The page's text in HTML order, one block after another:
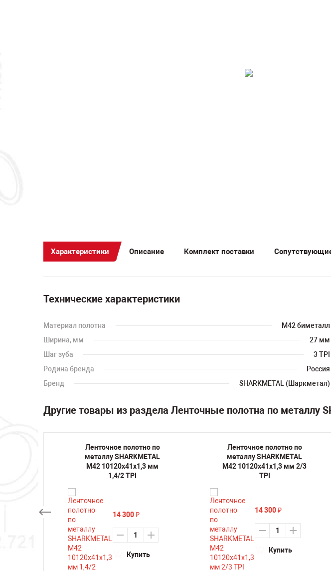
Характеристики Описание Комплект поставки
Технические характеристики
Материал полотна M42 биметалл
Ширина, мм
27 мм
Шаг зуба
3 TPI
Родина бренда
Россия
Бренд
SHARKMETAL (Шаркметал)
Другие товары из раздела Ленточные полотна по металлу
Ленточное полотно по
металлу SHARKMETAL
M42 10120х41х1,3 мм
1,4/2 TPI
14 300 ₽
Купить
Ленточное полотно по
металлу SHARKMETAL
M42 10120х41х1,3 мм 2/3
TPI
14 300 ₽
Купить